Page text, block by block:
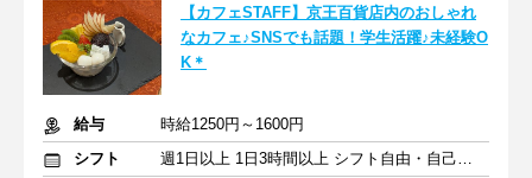
【カフェSTAFF】京王百貨店内のおしゃれ
なカフェ♪SNSでも話題！学生活躍♪未経験O
K＊
給与
時給1250円～1600円
シフト
週1日以上 1日3時間以上 シフト自由・自己申告